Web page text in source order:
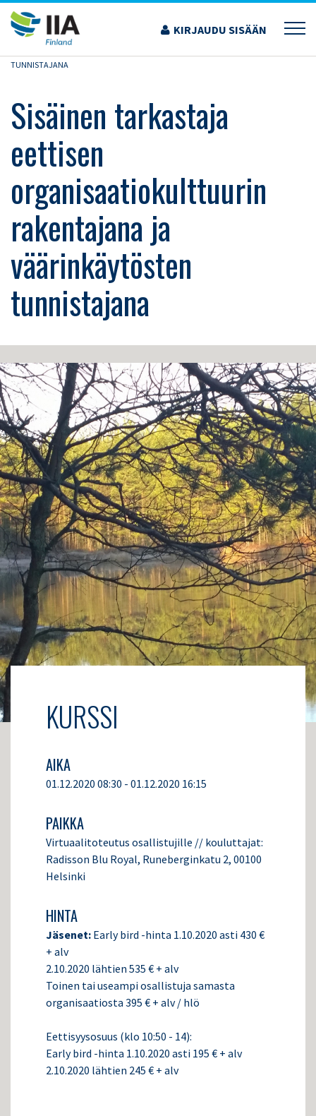
Siirry
sisältöön
KIRJAUDU SISÄÄN
›KOULUTUS JA TAPAHTUMAT
SISÄINEN TARKASTAJA EETTISEN
ORGANISAATIOKULTTUURIN RAKENTAJANA JA VÄÄRINKÄYTÖSTEN
TUNNISTAJANA
Sisäinen tarkastaja
eettisen
organisaatiokulttuurin
rakentajana ja
väärinkäytösten
tunnistajana
KURSSI
AIKA
01.12.2020 08:30 - 01.12.2020 16:15
PAIKKA
Virtuaalitoteutus osallistujille // kouluttajat:
Radisson Blu Royal, Runeberginkatu 2, 00100
Helsinki
HINTA
Jäsenet: Early bird -hinta 1.10.2020 asti 430 €
+ alv
2.10.2020 lähtien 535 € + alv
Toinen tai useampi osallistuja samasta
organisaatiosta 395 € + alv / hlö
Eettisyysosuus (klo 10:50 - 14):
Early bird -hinta 1.10.2020 asti 195 € + alv
2.10.2020 lähtien 245 € + alv